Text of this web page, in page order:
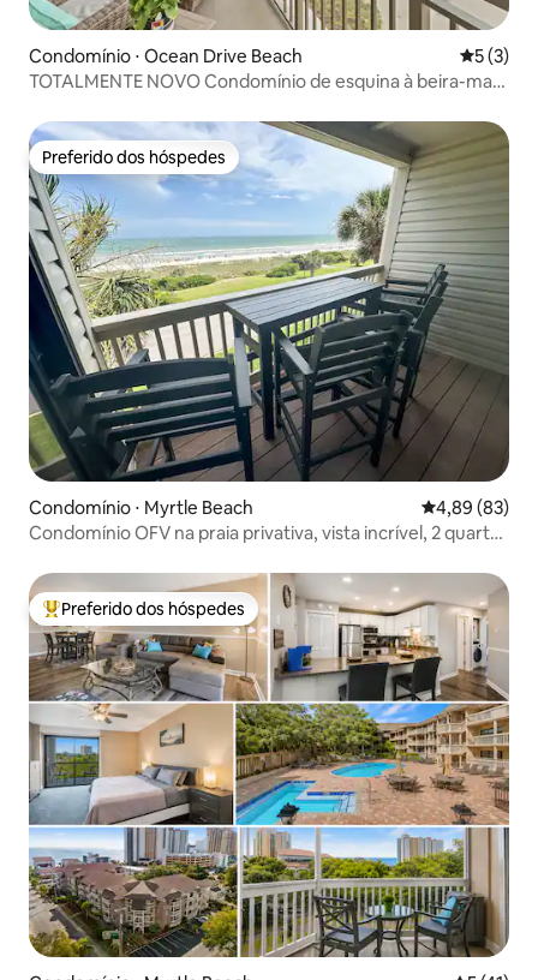
Condomínio ⋅ Ocean Drive Beach 5 de
5 (3)
TOTALMENTE NOVO Condomínio de esquina à beira-mar
Preferido dos hóspedes
Preferido dos hóspedes
Condomínio ⋅ Myrtle Beach 4,89 de uma
4,89 (83)
Condomínio OFV na praia privativa, vista incrível, 2 quartos
Entre os melhores preferidos dos hóspedes
Preferido dos hóspedes